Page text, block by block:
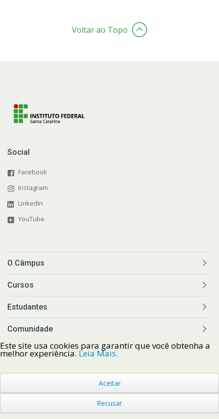
Voltar ao Topo
Social
Facebook
Instagram
LinkedIn
YouTube
O Câmpus
Cursos
Estudantes
Comunidade
Comunicação
Este site usa cookies para garantir que você obtenha a
melhor experiência. Leia Mais.
Aceitar
Recusar